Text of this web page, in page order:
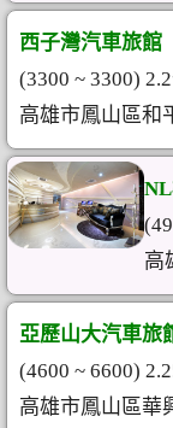
西子灣汽車旅館
(3300 ~ 3300)
高雄市鳳山區和
高
亞歷山大汽車旅
(4600 ~ 6600)
高雄市鳳山區華